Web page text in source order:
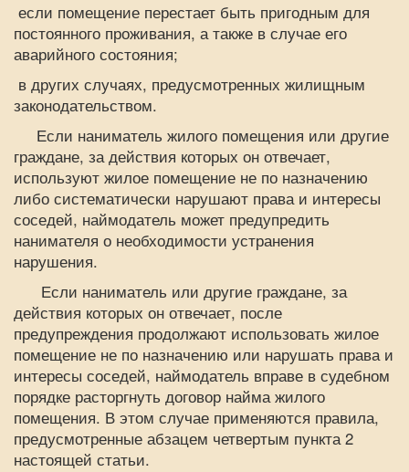
если помещение перестает быть пригодным для
постоянного проживания, а также в случае его
аварийного состояния;
в других случаях, предусмотренных жилищным
законодательством.
Если наниматель жилого помещения или другие
граждане, за действия которых он отвечает,
используют жилое помещение не по назначению
либо систематически нарушают права и интересы
соседей, наймодатель может предупредить
нанимателя о необходимости устранения
нарушения.
Если наниматель или другие граждане, за
действия которых он отвечает, после
предупреждения продолжают использовать жилое
помещение не по назначению или нарушать права и
интересы соседей, наймодатель вправе в судебном
порядке расторгнуть договор найма жилого
помещения. В этом случае применяются правила,
предусмотренные абзацем четвертым пункта 2
настоящей статьи.